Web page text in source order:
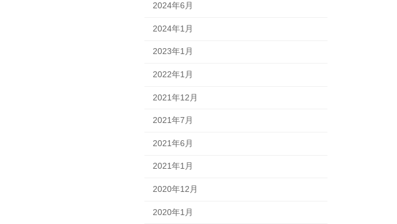
2024年6月
2024年1月
2023年1月
2022年1月
2021年12月
2021年7月
2021年6月
2021年1月
2020年12月
2020年1月